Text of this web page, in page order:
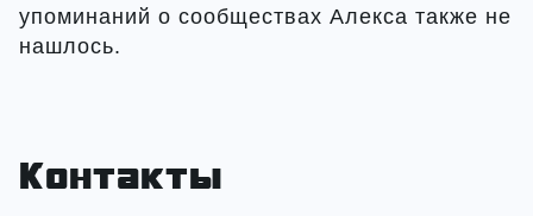
упоминаний о сообществах Алекса также не
нашлось.
Контакты